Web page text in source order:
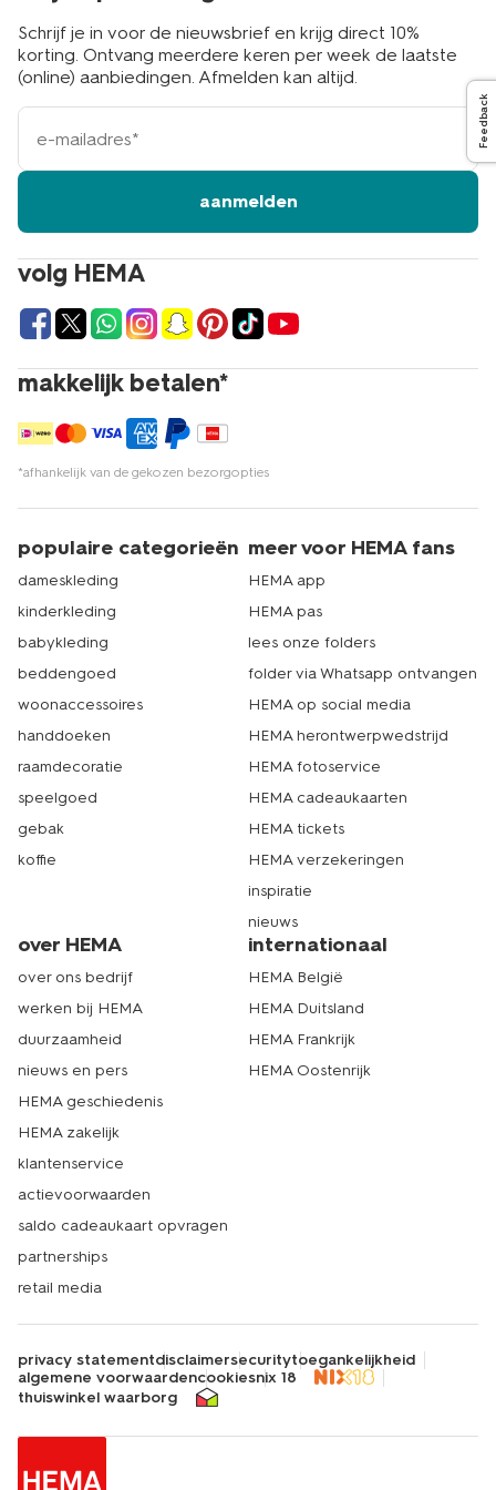
volg HEMA
makkelijk betalen*
*afhankelijk van de gekozen bezorgopties
Schrijf je in voor de nieuwsbrief en krijg direct 10%
korting. Ontvang meerdere keren per week de laatste
(online) aanbiedingen. Afmelden kan altijd.
e-
mailadres
aanmelden
populaire categorieën
dameskleding
kinderkleding
babykleding
beddengoed
woonaccessoires
handdoeken
raamdecoratie
speelgoed
gebak
koffie
meer voor HEMA fans
HEMA app
HEMA pas
lees onze folders
folder via Whatsapp ontvangen
HEMA op social media
HEMA herontwerpwedstrijd
HEMA fotoservice
HEMA cadeaukaarten
HEMA tickets
HEMA verzekeringen
inspiratie
nieuws
over HEMA
over ons bedrijf
werken bij HEMA
duurzaamheid
nieuws en pers
HEMA geschiedenis
HEMA zakelijk
klantenservice
actievoorwaarden
saldo cadeaukaart opvragen
partnerships
retail media
internationaal
HEMA België
HEMA Duitsland
HEMA Frankrijk
HEMA Oostenrijk
privacy statementdisclaimersecuritytoegankelijkheid
algemene voorwaardencookiesnix 18
thuiswinkel waarborg
Feedback